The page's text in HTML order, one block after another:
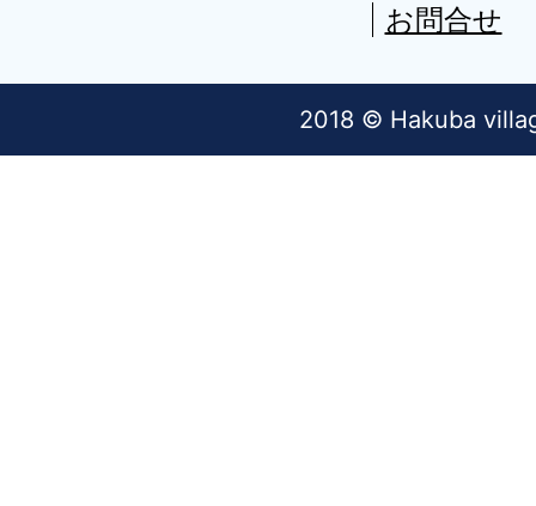
お問合せ
2018 © Hakuba